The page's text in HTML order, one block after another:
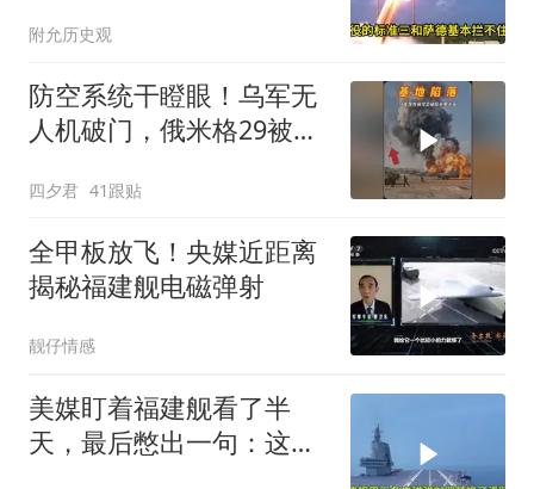
附允历史观
防空系统干瞪眼！乌军无
人机破门，俄米格29被活
四夕君 41跟贴
全甲板放飞！央媒近距离
揭秘福建舰电磁弹射
靓仔情感
美媒盯着福建舰看了半
天，最后憋出一句：这不